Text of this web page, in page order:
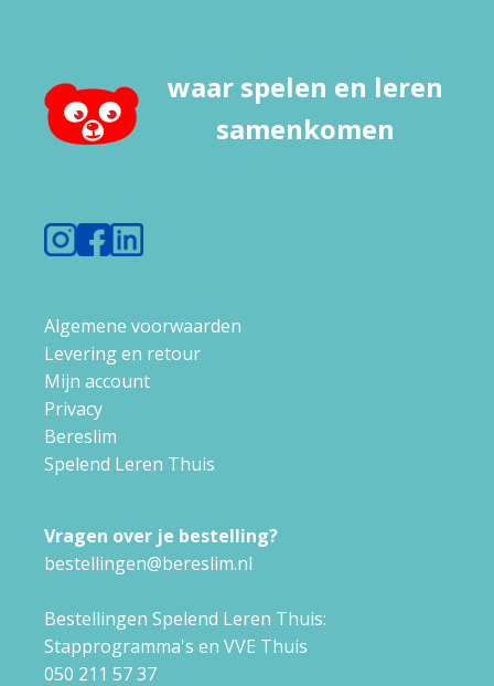
waar spelen en leren
samenkomen
Algemene voorwaarden
Levering en retour
Mijn account
Privacy
Bereslim
Spelend Leren Thuis
Vragen over je bestelling?
bestellingen@bereslim.nl
Bestellingen Spelend Leren Thuis:
Stapprogramma's en VVE Thuis
050 211 57 37